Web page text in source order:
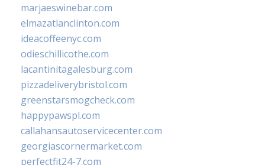
marjaeswinebar.com
elmazatlanclinton.com
ideacoffeenyc.com
odieschillicothe.com
lacantinitagalesburg.com
pizzadeliverybristol.com
greenstarsmogcheck.com
happypawspl.com
callahansautoservicecenter.com
georgiascornermarket.com
perfectfit24-7.com